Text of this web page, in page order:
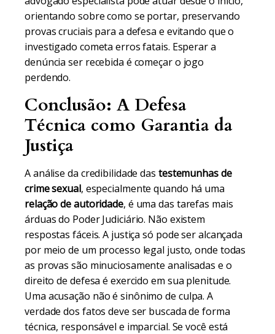
orientando sobre como se portar, preservando
provas cruciais para a defesa e evitando que o
investigado cometa erros fatais. Esperar a
denúncia ser recebida é começar o jogo
perdendo.
Conclusão: A Defesa
Técnica como Garantia da
Justiça
A análise da credibilidade das testemunhas de
crime sexual, especialmente quando há uma
relação de autoridade, é uma das tarefas mais
árduas do Poder Judiciário. Não existem
respostas fáceis. A justiça só pode ser alcançada
por meio de um processo legal justo, onde todas
as provas são minuciosamente analisadas e o
direito de defesa é exercido em sua plenitude.
Uma acusação não é sinônimo de culpa. A
verdade dos fatos deve ser buscada de forma
técnica, responsável e imparcial. Se você está